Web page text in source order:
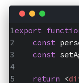
export
const
const
return <